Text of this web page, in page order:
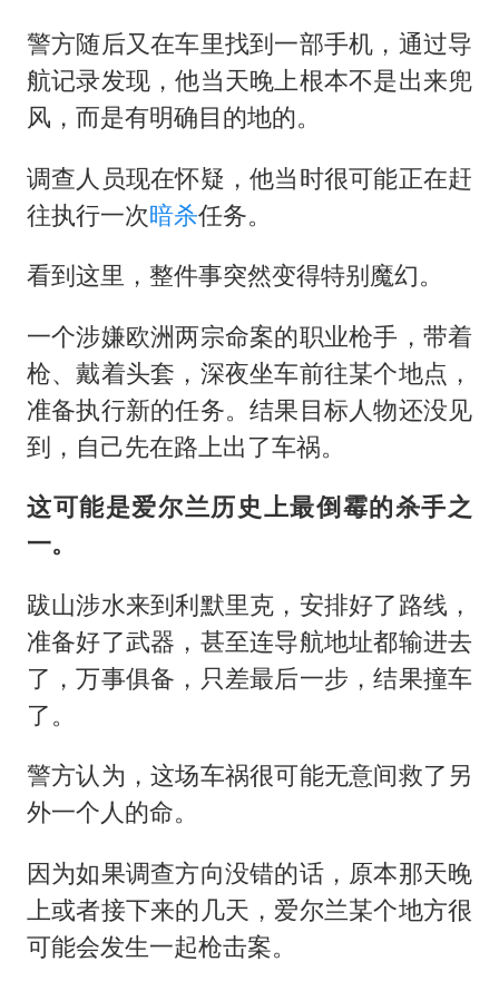
警方随后又在车里找到一部手机，通过导
航记录发现，他当天晚上根本不是出来兜
风，而是有明确目的地的。
调查人员现在怀疑，他当时很可能正在赶
往执行一次暗杀任务。
看到这里，整件事突然变得特别魔幻。
一个涉嫌欧洲两宗命案的职业枪手，带着
枪、戴着头套，深夜坐车前往某个地点，
准备执行新的任务。结果目标人物还没见
到，自己先在路上出了车祸。
这可能是爱尔兰历史上最倒霉的杀手之
一。
跋山涉水来到利默里克，安排好了路线，
准备好了武器，甚至连导航地址都输进去
了，万事俱备，只差最后一步，结果撞车
了。
警方认为，这场车祸很可能无意间救了另
外一个人的命。
因为如果调查方向没错的话，原本那天晚
上或者接下来的几天，爱尔兰某个地方很
可能会发生一起枪击案。